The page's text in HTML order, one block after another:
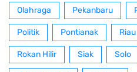
Olahraga Pekanbaru
Politik Pontianak Riau
Rokan Hilir Siak Solo